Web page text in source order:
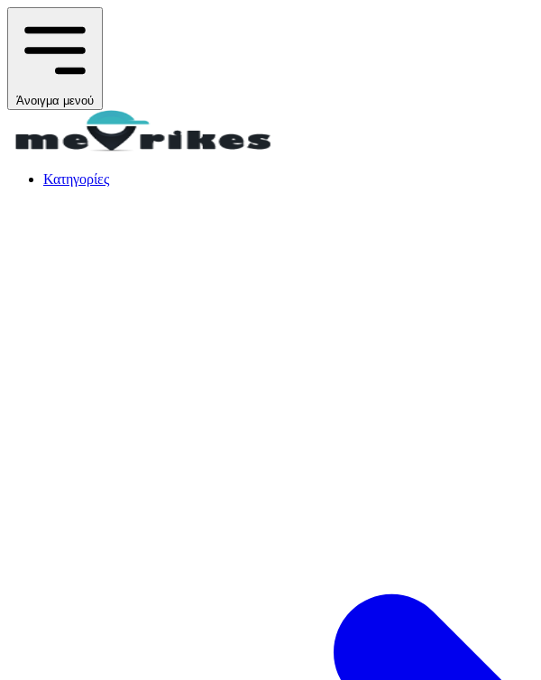
Άνοιγμα μενού
Κατηγορίες